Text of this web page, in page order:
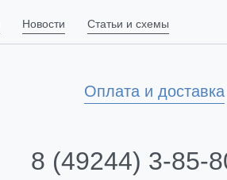
Новости Статьи и схемы
Оплата и доставка
8 (49244) 3-85-